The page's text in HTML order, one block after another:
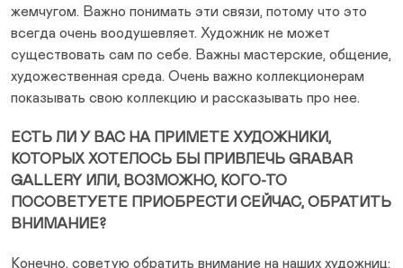
жемчугом. Важно понимать эти связи, потому что это
всегда очень воодушевляет. Художник не может
существовать сам по себе. Важны мастерские, общение,
художественная среда. Очень важно коллекционерам
показывать свою коллекцию и рассказывать про нее.
ЕСТЬ ЛИ У ВАС НА ПРИМЕТЕ ХУДОЖНИКИ,
КОТОРЫХ ХОТЕЛОСЬ БЫ ПРИВЛЕЧЬ GRABAR
GALLERY ИЛИ, ВОЗМОЖНО, КОГО-ТО
ПОСОВЕТУЕТЕ ПРИОБРЕСТИ СЕЙЧАС, ОБРАТИТЬ
ВНИМАНИЕ?
Конечно, советую обратить внимание на наших художниц: